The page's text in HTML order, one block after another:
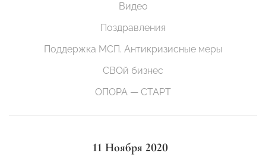
Видео
Поздравления
Поддержка МСП. Антикризисные меры
СВОй бизнес
ОПОРА — СТАРТ
11 Ноября 2020